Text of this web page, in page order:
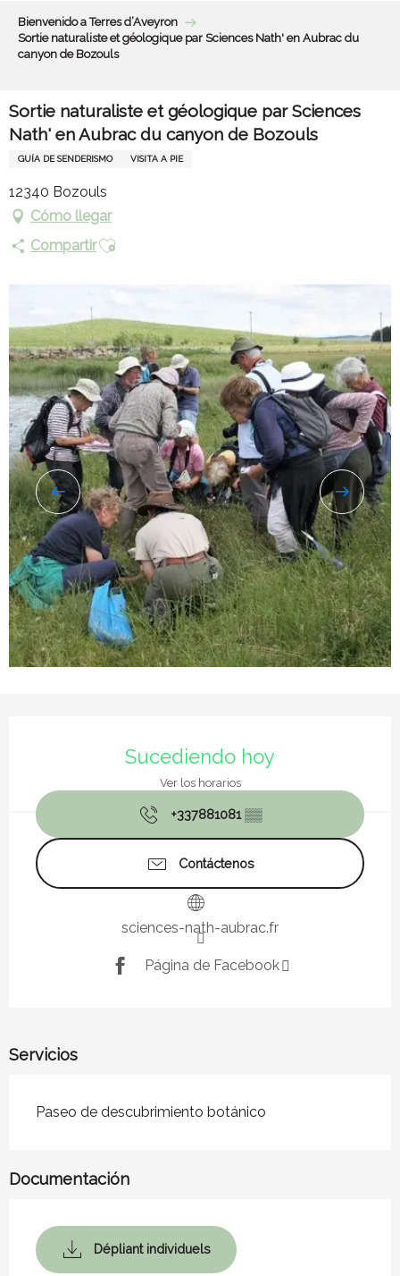
contenu
Bienvenido a Terres d’Aveyron
Sortie naturaliste et géologique par Sciences Nath' en Aubrac du
canyon de Bozouls
Sortie naturaliste et géologique par Sciences
Nath' en Aubrac du canyon de Bozouls
GUÍA DE SENDERISMO VISITA A PIE
12340 Bozouls
Cómo llegar
CompartirAjouter aux favoris
Sucediendo hoy
Ver los horarios
+337881081▒▒
Contáctenos
sciences-nath-aubrac.fr
Página de Facebook
Servicios
Paseo de descubrimiento botánico
Documentación
Dépliant individuels